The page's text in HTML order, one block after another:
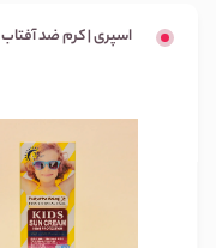
اسپری | کرم ضد آفتاب